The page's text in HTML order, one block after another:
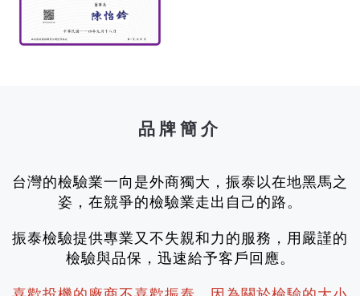
品牌簡介
台灣的檢驗業一向是外商獨大，振泰以在地黑馬之
姿，在競爭的檢驗業走出自己的路。
振泰檢驗提供專業又不失親和力的服務，用嚴謹的
檢驗與品保，迅速給予客戶回應。